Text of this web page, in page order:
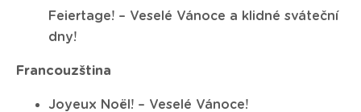
Feiertage! – Veselé Vánoce a klidné sváteční
dny!
Francouzština
Joyeux Noël! – Veselé Vánoce!